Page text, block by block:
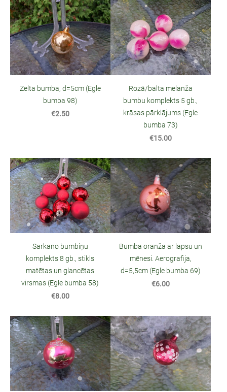
Zelta bumba, d=5cm (Egle
bumba 98)
€2.50
Rozā/balta melanža
bumbu komplekts 5 gb.,
krāsas pārklājums (Egle
bumba 73)
€15.00
Sarkano bumbiņu
komplekts 8 gb., stikls
matētas un glancētas
virsmas (Egle bumba 58)
€8.00
Bumba oranža ar lapsu un
mēnesi. Aerografija,
d=5,5cm (Egle bumba 69)
€6.00